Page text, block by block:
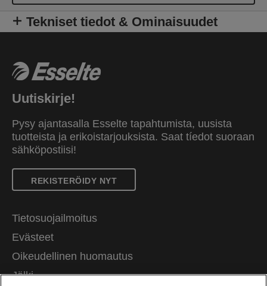
Tekniset tiedot & Ominaisuudet
Uutiskirje!
Pysy ajantasalla Esselte tapahtumista, uusista
tuotteista ja erikoistarjouksista. Saat tíedot suoraan
sähköpostiisi!
REKISTERÖIDY NYT
Tietosuojailmoitus
Evästeet
Oikeudellinen huomautus
Jälki